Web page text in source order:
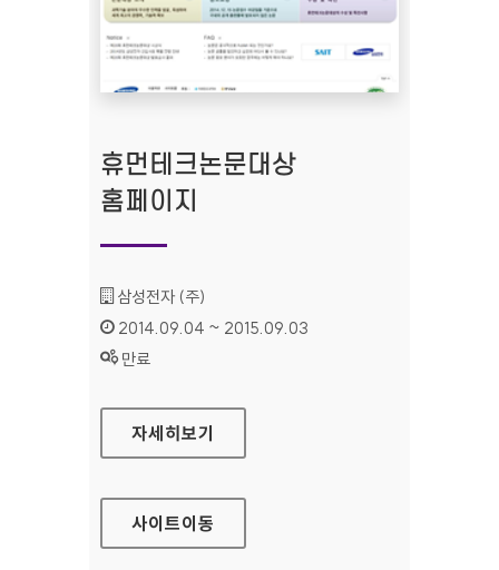
휴먼테크논문대상
홈페이지
기관명 :
삼성전자 (주)
인증기간 :
2014.09.04 ~ 2015.09.03
상태 :
만료
휴먼테크논문대상 홈페이지
자세히보기
사이트이동